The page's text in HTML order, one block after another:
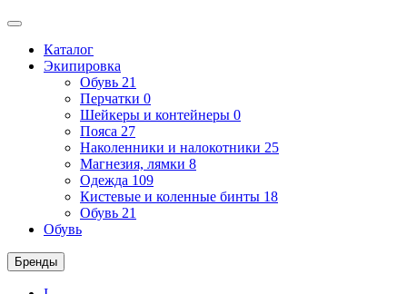
Каталог
Экипировка
Обувь 21
Перчатки 0
Шейкеры и контейнеры 0
Пояса 27
Наколенники и налокотники 25
Магнезия, лямки 8
Одежда 109
Кистевые и коленные бинты 18
Обувь 21
Обувь
Бренды